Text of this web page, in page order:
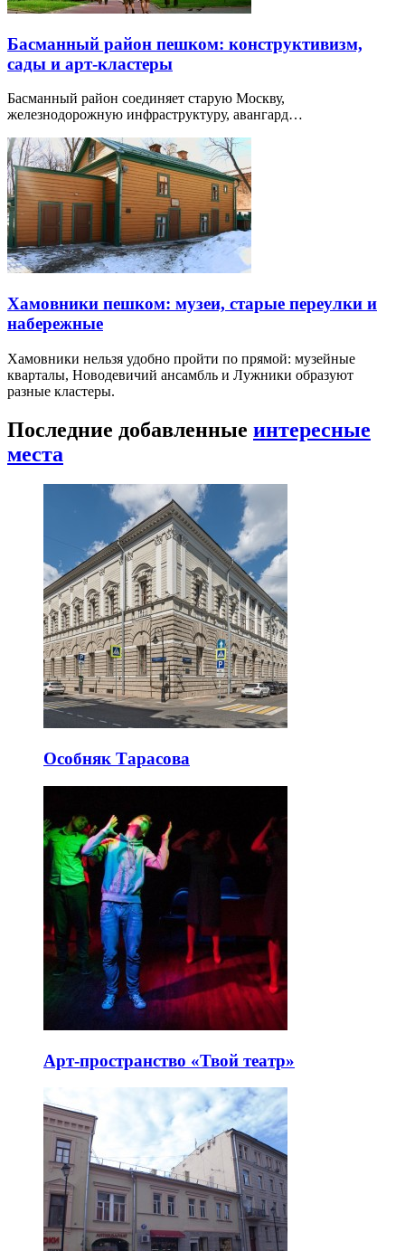
Басманный район пешком: конструктивизм,
сады и арт-кластеры
Басманный район соединяет старую Москву,
железнодорожную инфраструктуру, авангард…
Хамовники пешком: музеи, старые переулки и
набережные
Хамовники нельзя удобно пройти по прямой: музейные
кварталы, Новодевичий ансамбль и Лужники образуют
разные кластеры.
Последние добавленные интересные
места
Особняк Тарасова
Арт-пространство «Твой театр»